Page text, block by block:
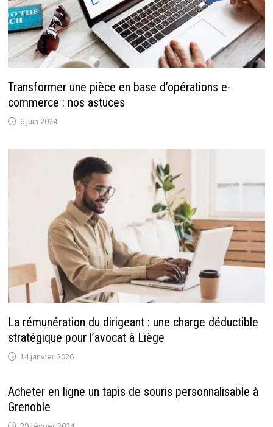
Transformer une pièce en base d’opérations e-
commerce : nos astuces
6 juin 2024
La rémunération du dirigeant : une charge déductible
stratégique pour l’avocat à Liège
14 janvier 2026
Acheter en ligne un tapis de souris personnalisable à
Grenoble